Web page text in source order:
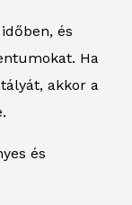
és
Ha
akkor a
és